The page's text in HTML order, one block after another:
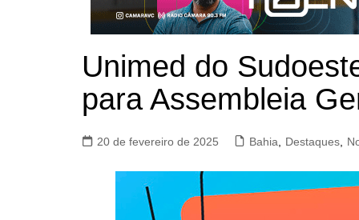
Unimed do
para Assembleia
20 de fevereiro de 2025 Bahia Destaques